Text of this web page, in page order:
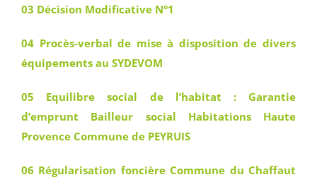
03 Décision Modificative N°1
04 Procès-verbal de mise à disposition de divers
équipements au SYDEVOM
05 Equilibre social de l’habitat : Garantie
d’emprunt Bailleur social Habitations Haute
Provence Commune de PEYRUIS
06 Régularisation foncière Commune du Chaffaut